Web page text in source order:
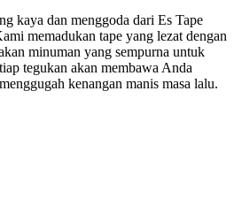
kaya dan menggoda dari Es Tape
memadukan tape yang lezat dengan
minuman yang sempurna untuk
tegukan akan membawa Anda
kenangan manis masa lalu.